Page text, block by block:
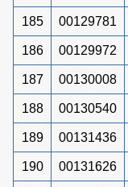
185 00129781
186 00129972
187 00130008
188 00130540
189 00131436
190 00131626